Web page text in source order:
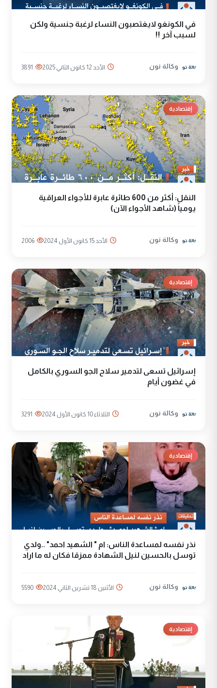
في الكونغو لايغتصبون النساء لرغبة جنسية ولكن
لسبب آخر !!
وكالة نون الأحد 12 كانون الثاني 2025 3891
إقتصادية
النقل: أكثر من 600 طائرة عابرة للأجواء العراقية
يومياً (شاهد الأجواء الآن)
وكالة نون الأحد 15 كانون الأول 2024 2006
إقتصادية
إسرائيل تسعى لتدمير سلاح الجو السوري بالكامل
في غضون أيام
وكالة نون الثلاثاء 10 كانون الأول 2024 3291
إقتصادية
نذر نفسه لمساعدة الناس: ام " الشهيد احمد" ..ولدي
توسل بالحسين لنيل الشهادة ممزقا فكان له ما اراد
وكالة نون الأثنين 18 تشرين الثاني 2024 5590
إقتصادية